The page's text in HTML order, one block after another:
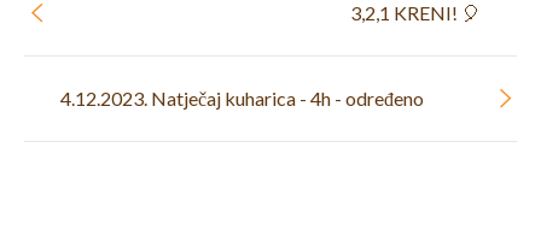
4.12.2023. Natječaj kuharica - 4h - određeno
3,2,1 KRENI! 🎈